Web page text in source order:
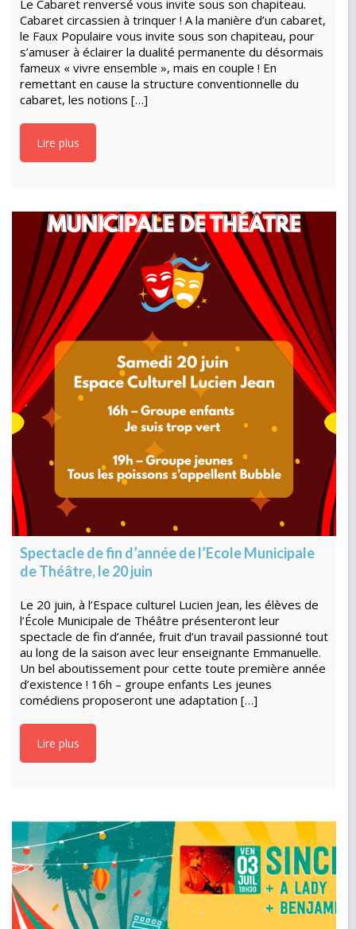
Le Cabaret renversé vous invite sous son chapiteau.
Cabaret circassien à trinquer ! A la manière d’un cabaret,
le Faux Populaire vous invite sous son chapiteau, pour
s’amuser à éclairer la dualité permanente du désormais
fameux « vivre ensemble », mais en couple ! En
remettant en cause la structure conventionnelle du
cabaret, les notions […]
Lire plus
Spectacle de fin d’année de l’Ecole Municipale
de Théâtre, le 20 juin
Le 20 juin, à l’Espace culturel Lucien Jean, les élèves de
l’École Municipale de Théâtre présenteront leur
spectacle de fin d’année, fruit d’un travail passionné tout
au long de la saison avec leur enseignante Emmanuelle.
Un bel aboutissement pour cette toute première année
d’existence ! 16h – groupe enfants Les jeunes
comédiens proposeront une adaptation […]
Lire plus